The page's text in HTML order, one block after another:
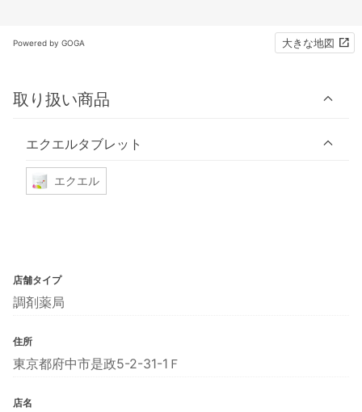
Powered by GOGA 大きな地図
取り扱い商品
エクエルタブレット
エクエル
店舗タイプ
調剤薬局
住所
東京都府中市是政5-2-31-1Ｆ
店名